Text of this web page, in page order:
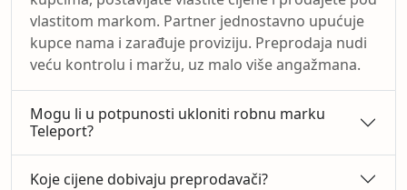
vlastitom markom. Partner jednostavno upućuje
kupce nama i zarađuje proviziju. Preprodaja nudi
veću kontrolu i maržu, uz malo više angažmana.
Mogu li u potpunosti ukloniti robnu marku
Teleport?
Koje cijene dobivaju preprodavači?